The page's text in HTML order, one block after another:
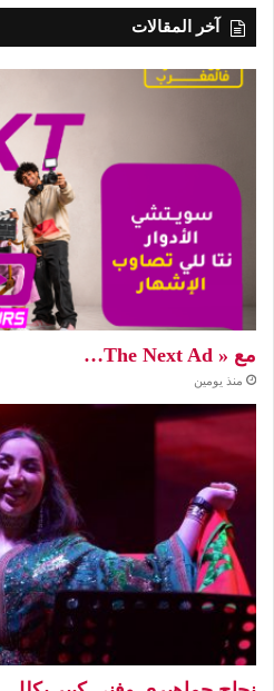
آخر المقالات
مع « The Next Ad…
منذ يومين